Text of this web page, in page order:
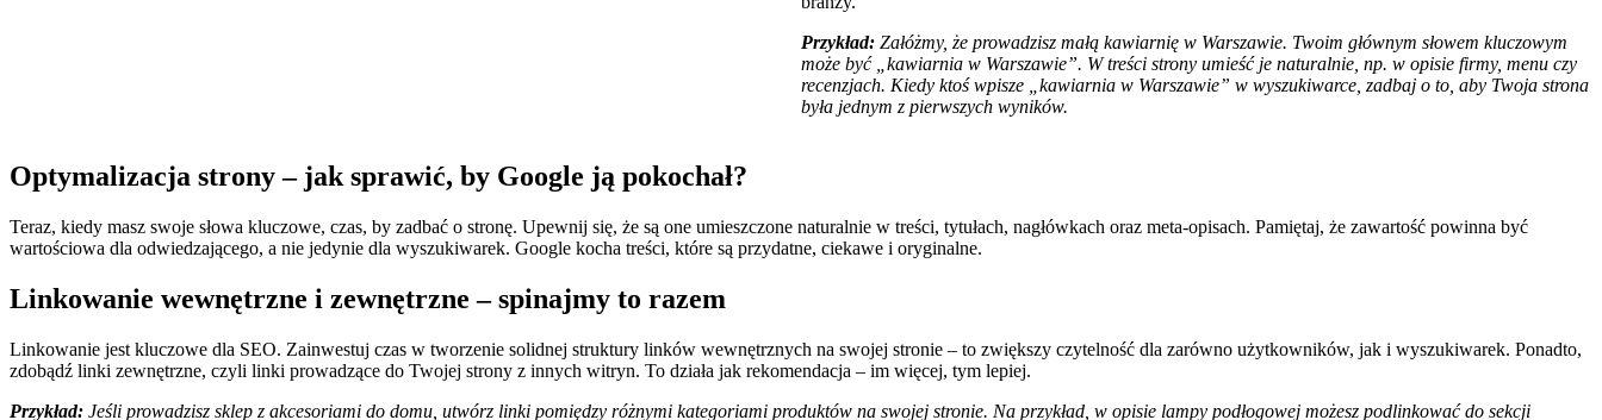
Przykład: Załóżmy, że prowadzisz małą kawiarnię w Warszawie. Twoim głównym słowem kluczowym
może być „kawiarnia w Warszawie”. W treści strony umieść je naturalnie, np. w opisie firmy, menu czy
recenzjach. Kiedy ktoś wpisze „kawiarnia w Warszawie” w wyszukiwarce, zadbaj o to, aby Twoja strona
była jednym z pierwszych wyników.
Optymalizacja strony – jak sprawić, by Google ją pokochał?
Teraz, kiedy masz swoje słowa kluczowe, czas, by zadbać o stronę. Upewnij się, że są one umieszczone naturalnie w treści, tytułach, nagłówkach oraz meta-opisach. Pamiętaj, że zawartość powinna być
wartościowa dla odwiedzającego, a nie jedynie dla wyszukiwarek. Google kocha treści, które są przydatne, ciekawe i oryginalne.
Linkowanie wewnętrzne i zewnętrzne – spinajmy to razem
Linkowanie jest kluczowe dla SEO. Zainwestuj czas w tworzenie solidnej struktury linków wewnętrznych na swojej stronie – to zwiększy czytelność dla zarówno użytkowników, jak i wyszukiwarek. Ponadto,
zdobądź linki zewnętrzne, czyli linki prowadzące do Twojej strony z innych witryn. To działa jak rekomendacja – im więcej, tym lepiej.
Przykład: Jeśli prowadzisz sklep z akcesoriami do domu, utwórz linki pomiędzy różnymi kategoriami produktów na swojej stronie. Na przykład, w opisie lampy podłogowej możesz podlinkować do sekcji